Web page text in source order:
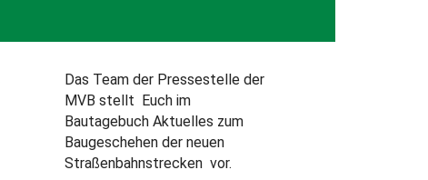
Das Team der Pressestelle der
MVB stellt Euch im
Bautagebuch Aktuelles zum
Baugeschehen der neuen
Straßenbahnstrecken vor.